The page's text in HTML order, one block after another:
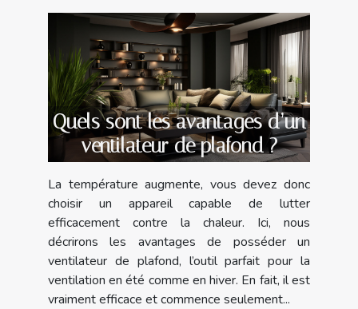
Quels sont les avantages d’un
ventilateur de plafond ?
La température augmente, vous devez donc
choisir un appareil capable de lutter
efficacement contre la chaleur. Ici, nous
décrirons les avantages de posséder un
ventilateur de plafond, l’outil parfait pour la
ventilation en été comme en hiver. En fait, il est
vraiment efficace et commence seulement...